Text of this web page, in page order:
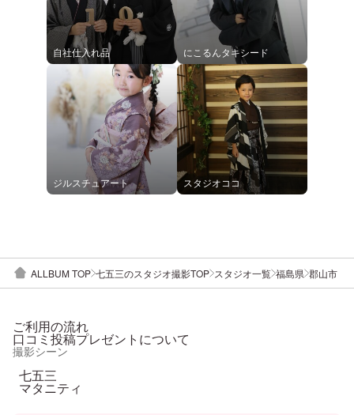
自社仕入れ品 にこるんタキシード
ジルスチュアート スタジオココ
ALLBUM TOP 七五三のスタジオ撮影TOP スタジオ一覧 福島県 郡山市
ご利用の流れ
口コミ投稿プレゼントについて
撮影シーン
七五三
マタニティ